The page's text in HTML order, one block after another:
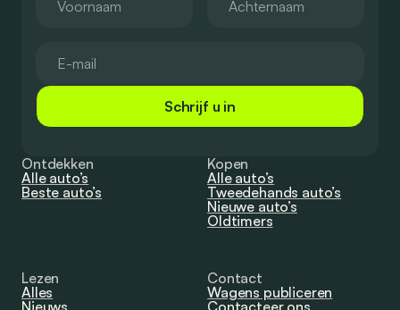
Schrijf u in
Ontdekken
Alle auto’s
Beste auto’s
Kopen
Alle auto’s
Tweedehands auto’s
Nieuwe auto’s
Oldtimers
Lezen
Alles
Nieuws
Contact
Wagens publiceren
Contacteer ons